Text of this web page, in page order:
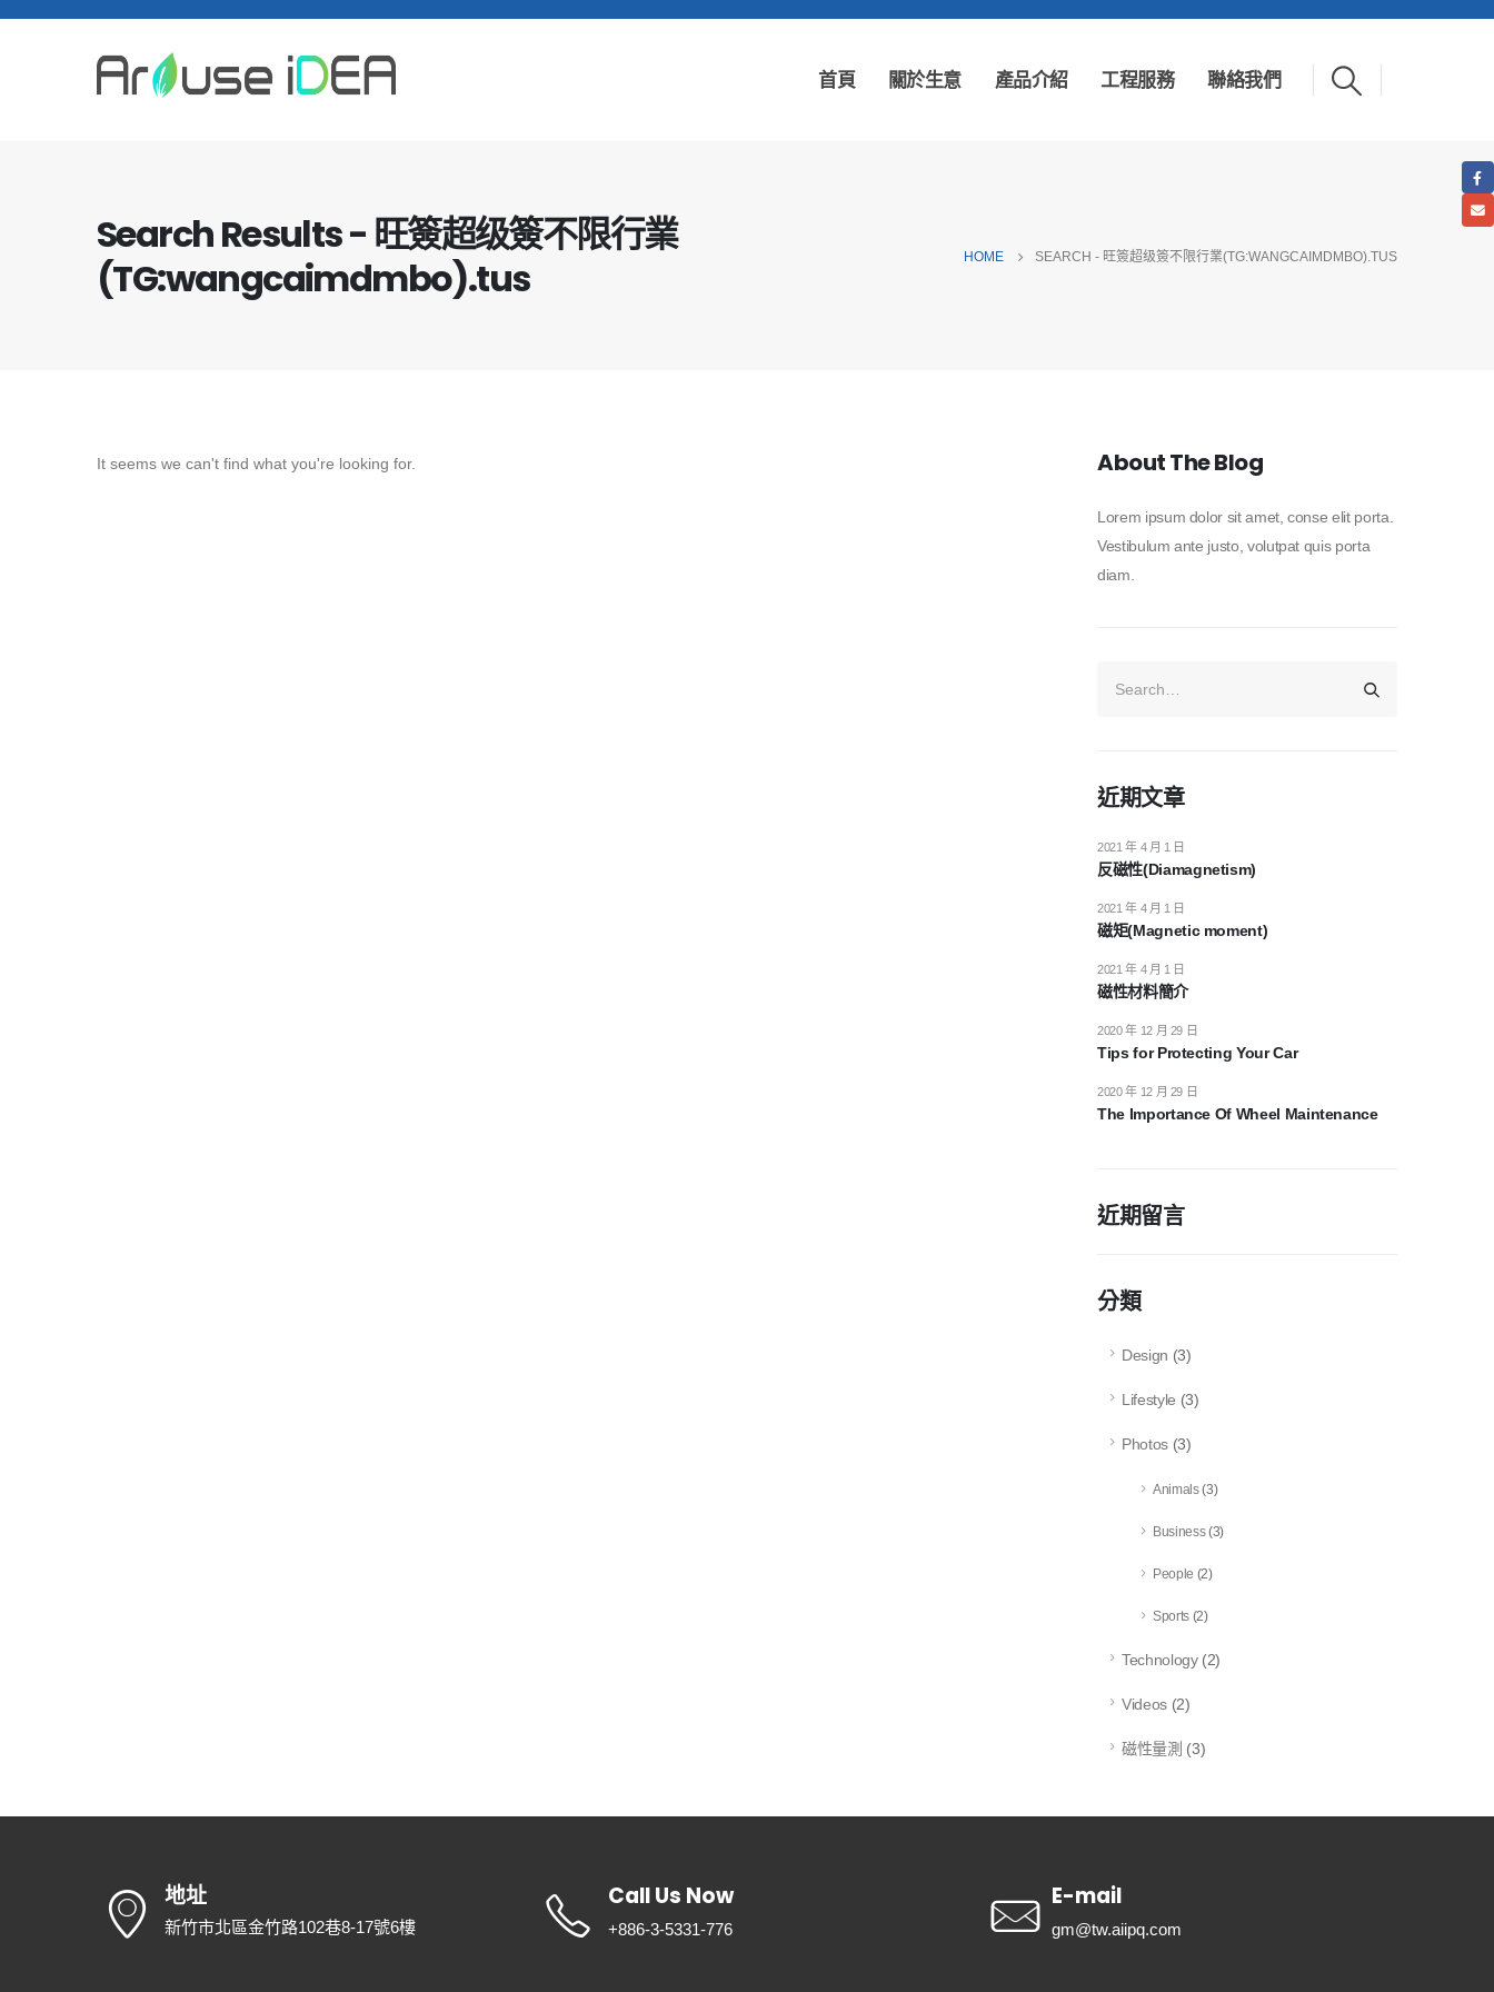
首頁 關於生意 產品介紹 工程服務 聯絡我們
Search Results - 旺簽超级簽不限行業
(TG:wangcaimdmbo).tus
HOME SEARCH - 旺簽超级簽不限行業(TG:WANGCAIMDMBO).TUS
It seems we can't find what you're looking for. About The Blog
Lorem ipsum dolor sit amet, conse elit porta.
Vestibulum ante justo, volutpat quis porta
diam.
近期文章
反磁性(Diamagnetism)
2021 年 4 月 1 日
磁矩(Magnetic moment)
2021 年 4 月 1 日
磁性材料簡介
2021 年 4 月 1 日
Tips for Protecting Your Car
2020 年 12 月 29 日
The Importance Of Wheel Maintenance
2020 年 12 月 29 日
近期留言
分類
Design (3)
Lifestyle (3)
Photos(3)
Animals(3)
Business(3)
People (2)
Sports(2)
Technology(2)
Videos(2)
磁性量測 (3)
地址
新竹市北區金竹路102巷8-17號6樓
Call Us Now
+886-3-5331-776
E-mail
gm@tw.aiipq.com